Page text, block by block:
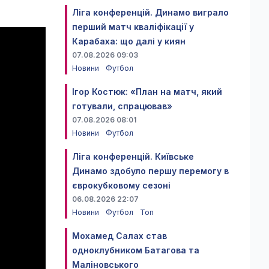
Ліга конференцій. Динамо виграло
перший матч кваліфікації у
Карабаха: що далі у киян
07.08.2026 09:03
Новини
Футбол
Ігор Костюк: «План на матч, який
готували, спрацював»
07.08.2026 08:01
Новини
Футбол
Ліга конференцій. Київське
Динамо здобуло першу перемогу в
єврокубковому сезоні
06.08.2026 22:07
Новини
Футбол Топ
Мохамед Салах став
одноклубником Батагова та
Маліновського